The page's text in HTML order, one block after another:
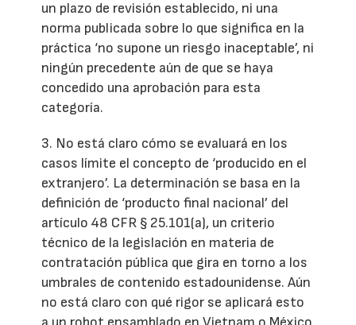
un plazo de revisión establecido, ni una
norma publicada sobre lo que significa en la
práctica ‘no supone un riesgo inaceptable’, ni
ningún precedente aún de que se haya
concedido una aprobación para esta
categoría.
3. No está claro cómo se evaluará en los
casos límite el concepto de ‘producido en el
extranjero’. La determinación se basa en la
definición de ‘producto final nacional’ del
artículo 48 CFR § 25.101(a), un criterio
técnico de la legislación en materia de
contratación pública que gira en torno a los
umbrales de contenido estadounidense. Aún
no está claro con qué rigor se aplicará esto